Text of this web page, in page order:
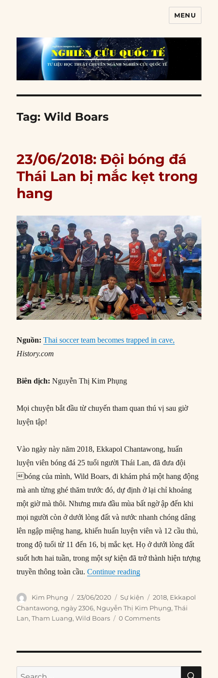
MENU
Tag:Wild Boars
23/06/2018: Đội bóng đá
Thái Lan bị mắc kẹt trong
hang
Nguồn: Thai soccer team becomes trapped in cave,
History.com
Biên dịch: Nguyễn Thị Kim Phụng
Mọi chuyện bắt đầu từ chuyến tham quan thú vị sau giờ
luyện tập!
Vào ngày này năm 2018, Ekkapol Chantawong, huấn
luyện viên bóng đá 25 tuổi người Thái Lan, đã đưa đội
bóng của mình, Wild Boars, đi khám phá một hang động
mà anh từng ghé thăm trước đó, dự định ở lại chỉ khoảng
một giờ mà thôi. Nhưng mưa đầu mùa bất ngờ ập đến khi
mọi người còn ở dưới lòng đất và nước nhanh chóng dâng
lên ngập miệng hang, khiến huấn luyện viên và 12 cầu thủ,
trong độ tuổi từ 11 đến 16, bị mắc kẹt. Họ ở dưới lòng đất
suốt hơn hai tuần, trong một sự kiện đã trở thành hiện tượng
truyền thông toàn cầu.Continue reading“23/06/2018: Đội bóng
Author
Kim Phụng
Posted
on
23/06/2020 Categories
Sự kiện Tags
2018, Ekkapol
Chantawong, ngày 2306, Nguyễn Thị Kim Phụng,Thái
Lan,Tham Luang,Wild Boars 0 Comments
Search